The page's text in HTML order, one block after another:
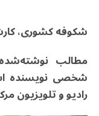
شکوفه کشوری،
مطالب
شخصی
رادیو و تلویزیون